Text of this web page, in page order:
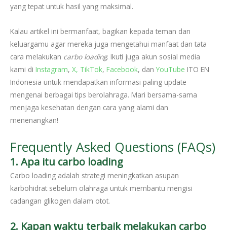
yang tepat untuk hasil yang maksimal.
Kalau artikel ini bermanfaat, bagikan kepada teman dan
keluargamu agar mereka juga mengetahui manfaat dan tata
cara melakukan carbo loading. Ikuti juga akun sosial media
kami di Instagram, X, TikTok, Facebook, dan YouTube ITO EN
Indonesia untuk mendapatkan informasi paling update
mengenai berbagai tips berolahraga. Mari bersama-sama
menjaga kesehatan dengan cara yang alami dan
menenangkan!
Frequently Asked Questions (FAQs)
1. Apa itu carbo loading
Carbo loading adalah strategi meningkatkan asupan
karbohidrat sebelum olahraga untuk membantu mengisi
cadangan glikogen dalam otot.
2. Kapan waktu terbaik melakukan carbo